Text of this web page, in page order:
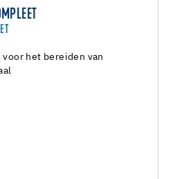
het bereiden van